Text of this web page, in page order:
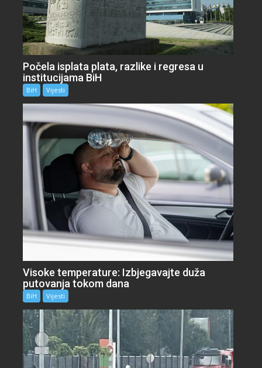
Počela isplata plata, razlike i regresa u
institucijama BiH
BiH Vijesti
Visoke temperature: Izbjegavajte duža
putovanja tokom dana
BiH Vijesti